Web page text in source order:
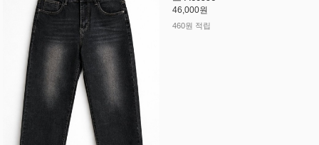
46,000원
460원 적립